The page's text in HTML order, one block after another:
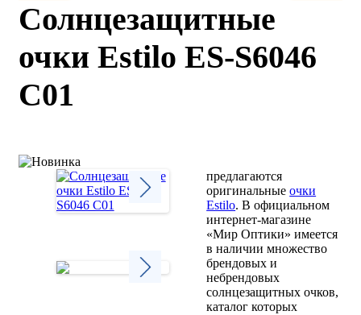
Солнцезащитные
очки Estilo ES-S6046
C01
предлагаются
оригинальныеочки
Estilo. В официальном
интернет-магазине
«Мир Оптики» имеется
в наличии множество
брендовых и
небрендовых
солнцезащитных очков,
каталог которых